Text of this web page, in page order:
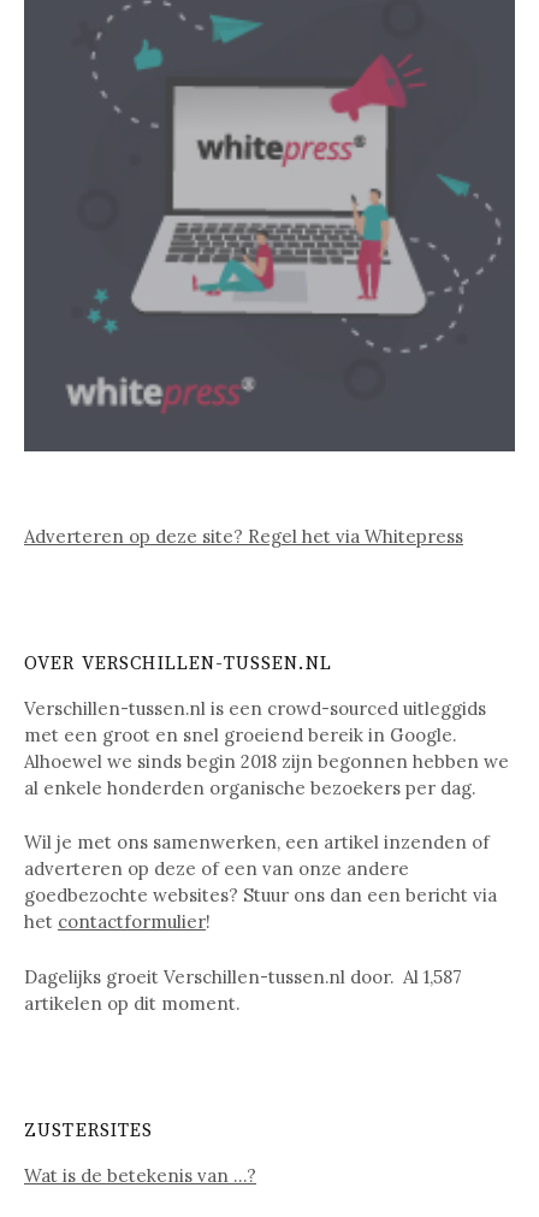
Adverteren op deze site? Regel het via Whitepress
OVER VERSCHILLEN-TUSSEN.NL
Verschillen-tussen.nl is een crowd-sourced uitleggids
met een groot en snel groeiend bereik in Google.
Alhoewel we sinds begin 2018 zijn begonnen hebben we
al enkele honderden organische bezoekers per dag.
Wil je met ons samenwerken, een artikel inzenden of
adverteren op deze of een van onze andere
goedbezochte websites? Stuur ons dan een bericht via
het contactformulier!
Dagelijks groeit Verschillen-tussen.nl door. Al 1,587
artikelen op dit moment.
ZUSTERSITES
Wat is de betekenis van …?